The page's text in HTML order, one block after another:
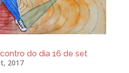
do dia 16 de set
2017